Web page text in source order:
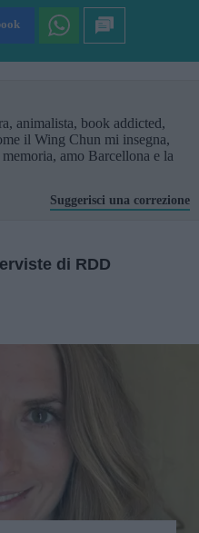
animalista, book addicted,
il Wing Chun mi insegna,
amo Barcellona e la
Suggerisci una correzione
di RDD